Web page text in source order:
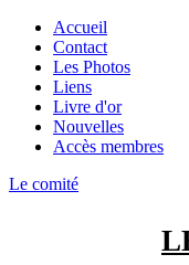
Accueil
Contact
Les Photos
Liens
Livre d'or
Nouvelles
Accès membres
Le comité